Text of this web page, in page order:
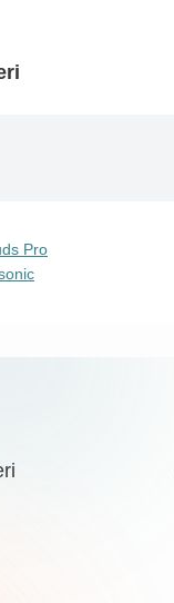
Pro